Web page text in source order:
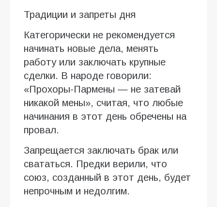
Традиции и запреты дня
Категорически не рекомендуется
начинать новые дела, менять
работу или заключать крупные
сделки. В народе говорили:
«Прохоры-Пармены — не затевай
никакой мены», считая, что любые
начинания в этот день обречены на
провал.
Запрещается заключать брак или
свататься. Предки верили, что
союз, созданный в этот день, будет
непрочным и недолгим.